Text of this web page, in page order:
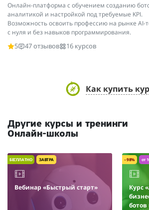
Онлайн-платформа с обучением созданию
аналитикой и настройкой под требуемые KPI.
Возможность освоить профессию на рынке AI-
с нуля и без навыков программирования.
5
47 отзывов 16 курсов
Как купить
Другие курсы и тренинги
Онлайн-школы
БЕСПЛАТНО ЗАВТРА
Вебинар «Быстрый старт»
– 98% от
Курс